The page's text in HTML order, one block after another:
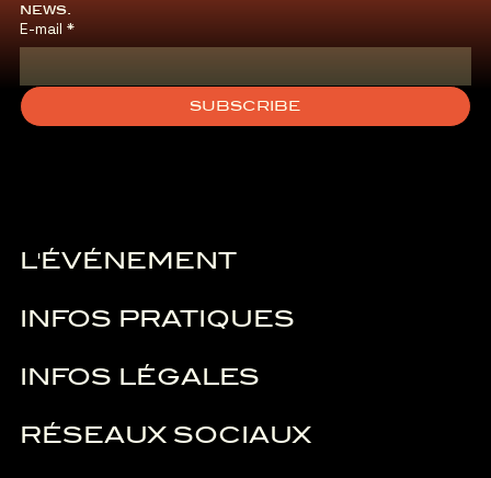
L'ÉVÉNEMENT
INFOS PRATIQUES
INFOS LÉGALES
RÉSEAUX SOCIAUX
news.
E-mail *
SUBSCRIBE